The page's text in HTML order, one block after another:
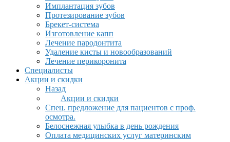
Имплантация зубов
Протезирование зубов
Брекет-система
Изготовление капп
Лечение пародонтита
Удаление кисты и новообразований
Лечение перикоронита
Специалисты
Акции и скидки
Назад
Акции и скидки
Спец. предложение для пациентов с проф.
осмотра.
Белоснежная улыбка в день рождения
Оплата медицинских услуг материнским